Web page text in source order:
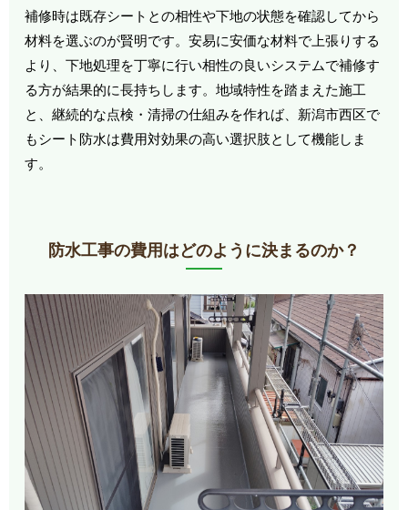
補修時は既存シートとの相性や下地の状態を確認してから
材料を選ぶのが賢明です。安易に安価な材料で上張りする
より、下地処理を丁寧に行い相性の良いシステムで補修す
る方が結果的に長持ちします。地域特性を踏まえた施工
と、継続的な点検・清掃の仕組みを作れば、新潟市西区で
もシート防水は費用対効果の高い選択肢として機能しま
す。
防水工事の費用はどのように決まるのか？